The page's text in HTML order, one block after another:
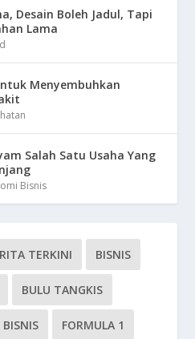
Desain Boleh Jadul, Tapi
Lama
Menyembuhkan
Salah Satu Usaha Yang
Bisnis
TERKINI BISNIS
BULU TANGKIS
FORMULA 1